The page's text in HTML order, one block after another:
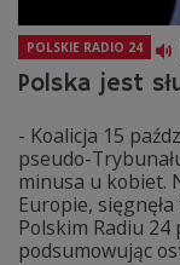
POLSKIE RADIO 24
Polska jest
- Koalicja 15
pseudo-
minusa u kobiet.
Europie,
Polskim Radiu
podsumowując